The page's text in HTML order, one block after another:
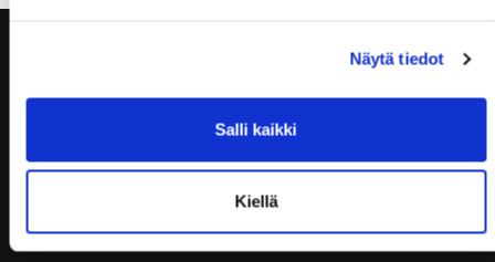
Näytä tiedot
Salli kaikki
Kiellä